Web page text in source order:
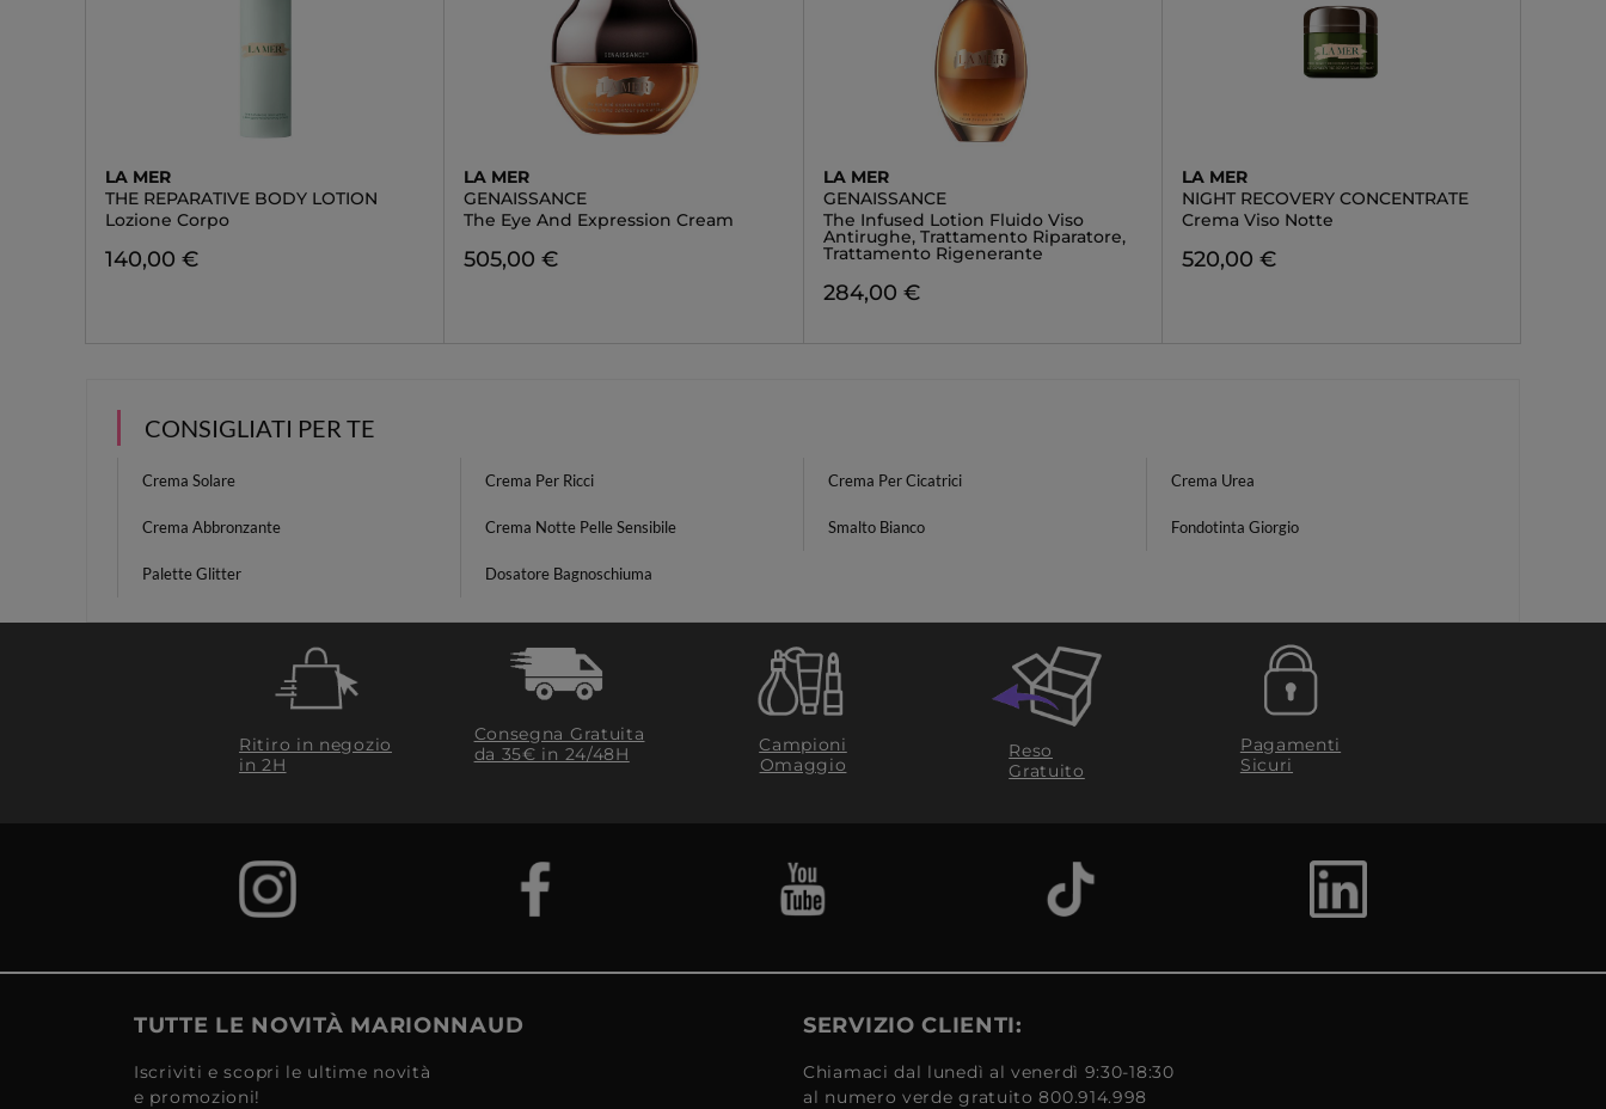
LA MER
THE REPARATIVE BODY LOTION
Lozione Corpo
140,00 €
LA MER
GENAISSANCE
The Eye And Expression Cream
505,00 €
LA MER
GENAISSANCE
The Infused Lotion Fluido Viso
Antirughe, Trattamento Riparatore,
Trattamento Rigenerante
284,00 €
LA MER
NIGHT RECOVERY CONCENTRATE
Crema Viso Notte
520,00 €
CONSIGLIATI PER TE
Crema Solare Crema Per Ricci Crema Per Cicatrici Crema Urea
Crema Abbronzante Crema Notte Pelle Sensibile Smalto Bianco Fondotinta Giorgio
Palette Glitter Dosatore Bagnoschiuma
Ritiro in negozio
in 2H
Consegna Gratuita
da 35€​ in 24/48H
Campioni
Omaggio
Reso
Gratuito
Pagamenti
Sicuri
TUTTE LE NOVITÀ MARIONNAUD
Iscriviti e scopri le ultime novità
e promozioni!
SERVIZIO CLIENTI:
Chiamaci dal lunedì al venerdì 9:30-18:30
al numero verde gratuito 800.914.998